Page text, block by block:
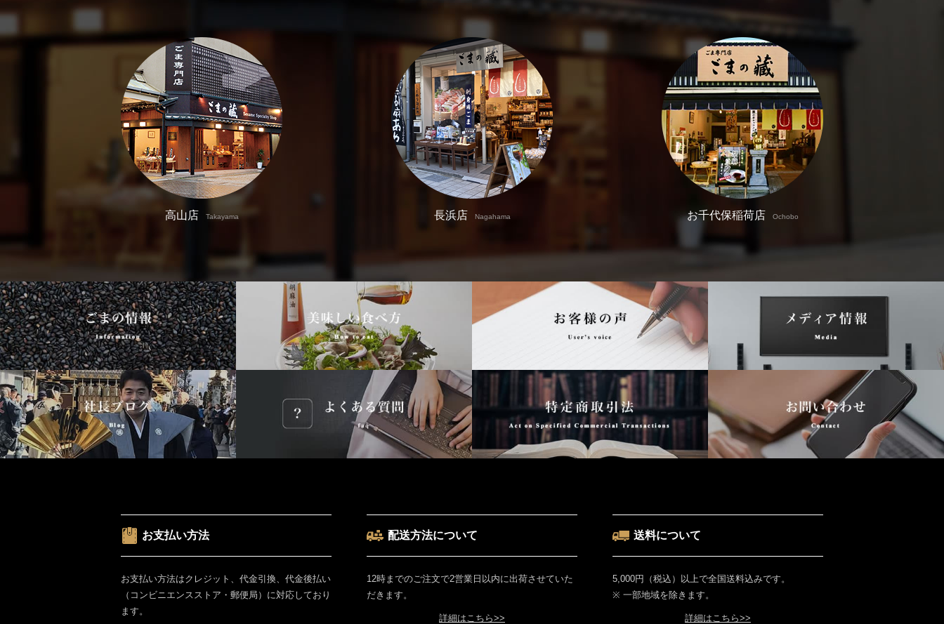
高山店 Takayama 長浜店 Nagahama お千代保稲荷店 Ochobo
お支払い方法
お支払い方法はクレジット、代金引換、代金後払い
（コンビニエンスストア・郵便局）に対応しており
ます。
配送方法について
12時までのご注文で2営業日以内に出荷させていた
だきます。
詳細はこちら>>
送料について
5,000円（税込）以上で全国送料込みです。
※ 一部地域を除きます。
詳細はこちら>>